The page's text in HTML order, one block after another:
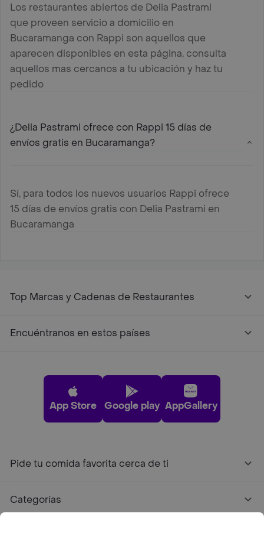
Los restaurantes abiertos de Delia Pastrami
que proveen servicio a domicilio en
Bucaramanga con Rappi son aquellos que
aparecen disponibles en esta página, consulta
aquellos mas cercanos a tu ubicación y haz tu
pedido
¿Delia Pastrami ofrece con Rappi 15 días de
envíos gratis en Bucaramanga?
Sí, para todos los nuevos usuarios Rappi ofrece
15 días de envíos gratis con Delia Pastrami en
Bucaramanga
Top Marcas y Cadenas de Restaurantes
Encuéntranos en estos países
App Store Google play AppGallery
Pide tu comida favorita cerca de ti
Categorías